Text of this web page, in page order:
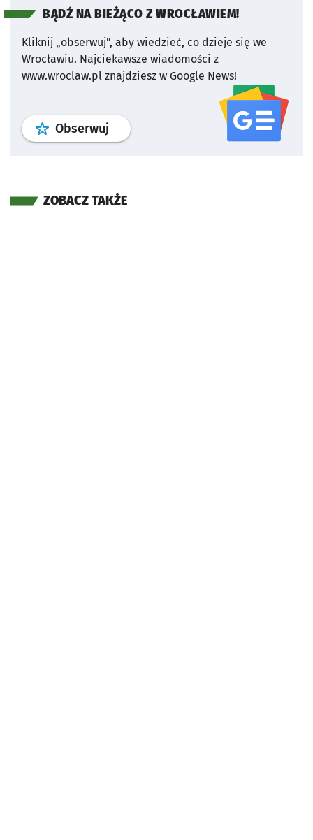
BĄDŹ NA BIEŻĄCO Z WROCŁAWIEM!
Kliknij „obserwuj”, aby wiedzieć, co dzieje się we
Wrocławiu. Najciekawsze wiadomości z
www.wroclaw.pl znajdziesz w Google News!
Obserwuj profil serwisu
ZOBACZ TAKŻE